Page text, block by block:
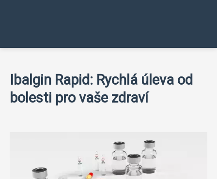
Ibalgin Rapid: Rychlá úleva od
bolesti pro vaše zdraví